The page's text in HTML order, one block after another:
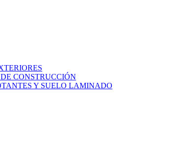
CONSTRUCCIÓN
Y SUELO LAMINADO